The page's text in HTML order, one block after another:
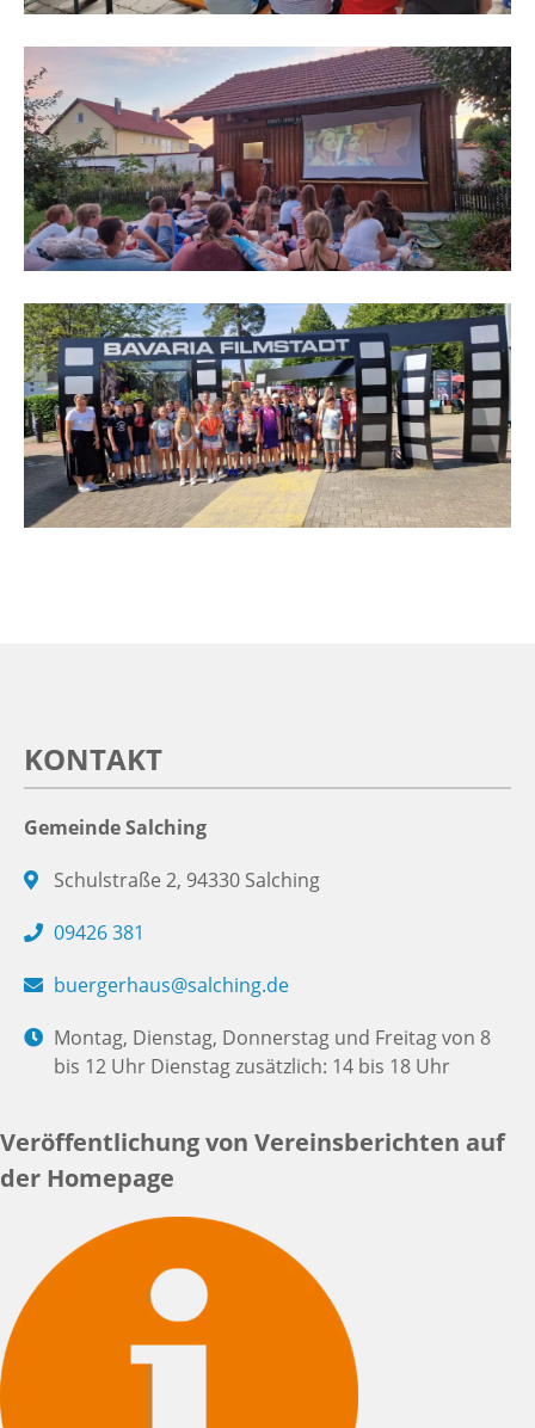
KONTAKT
Gemeinde Salching
Schulstraße 2, 94330 Salching
09426 381
buergerhaus@salching.de
Montag, Dienstag, Donnerstag und Freitag von 8
bis 12 Uhr Dienstag zusätzlich: 14 bis 18 Uhr
Veröffentlichung von Vereinsberichten auf
der Homepage